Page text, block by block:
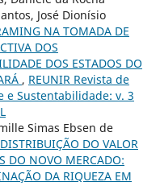
José Dionísio
NA TOMADA DE
DOS
DOS ESTADOS DO
, REUNIR Revista de
e Sustentabilidade: v. 3
Simas Ebsen de
DISTRIBUIÇÃO DO VALOR
DO NOVO MERCADO:
DA RIQUEZA EM